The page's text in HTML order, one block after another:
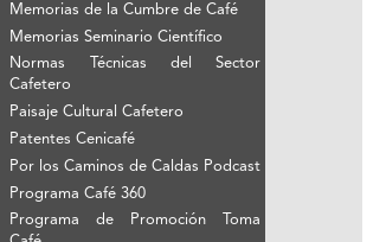
Memorias de la Cumbre de Café
Memorias Seminario Científico
Normas Técnicas del Sector
Cafetero
Paisaje Cultural Cafetero
Patentes Cenicafé
Por los Caminos de Caldas Podcast
Programa Café 360
Programa de Promoción Toma